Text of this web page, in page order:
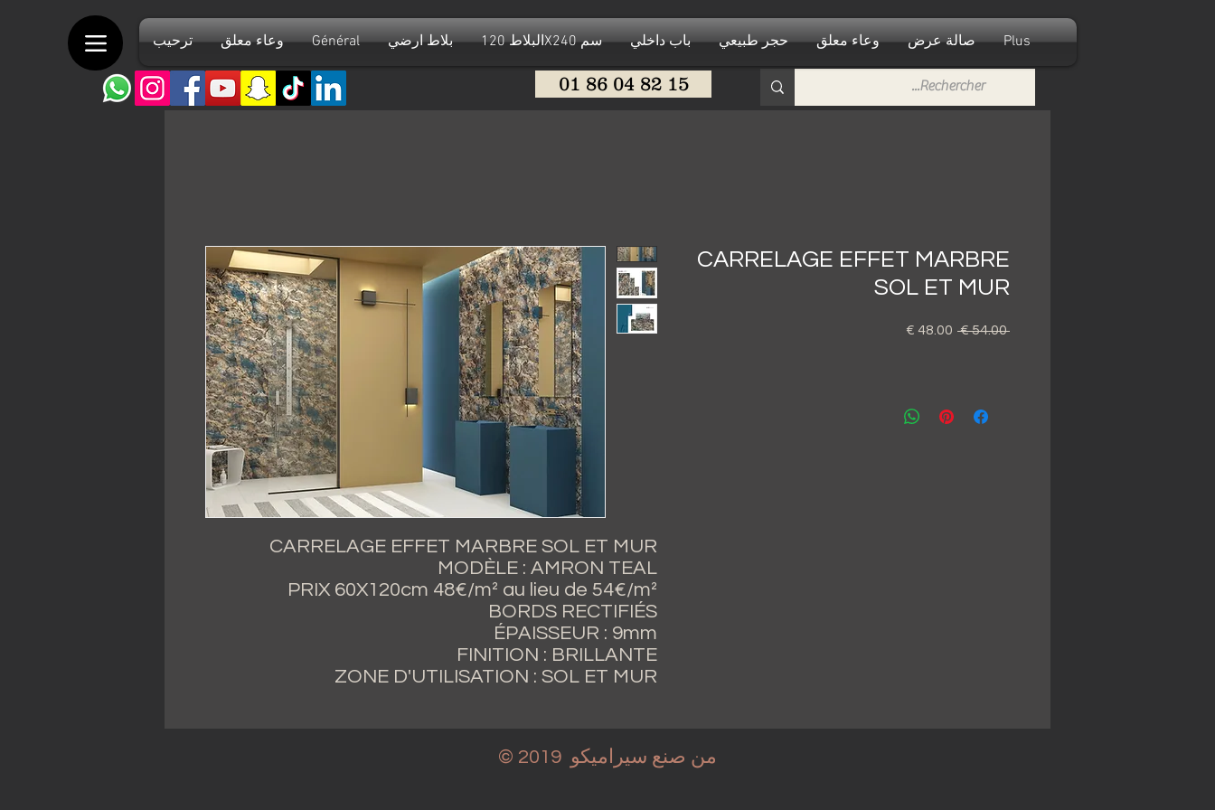
ترحيب وعاء معلق Général بلاط ارضي البلاط 120X240 سم باب داخلي حجر طبيعي وعاء معلق صالة عرض Plus
01 86 04 82 15
CARRELAGE EFFET MARBRE SOL ET MUR
MODÈLE : AMRON TEAL
PRIX 60X120cm 48€/m² au lieu de 54€/m²
BORDS RECTIFIÉS
ÉPAISSEUR : 9mm
FINITION : BRILLANTE
ZONE D'UTILISATION : SOL ET MUR
CARRELAGE EFFET MARBRE
SOL ET MUR
‏54.00 €
سعر
© 2019 من صنع سيراميكو